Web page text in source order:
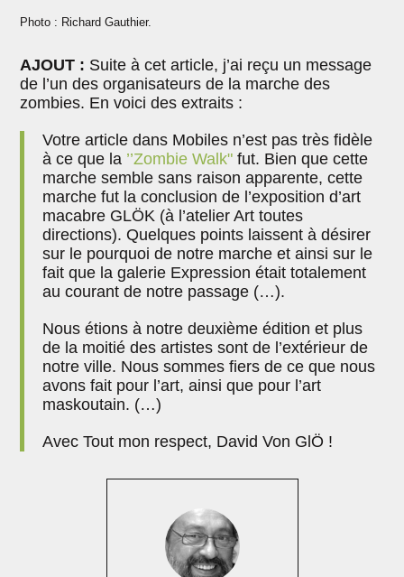
Photo : Richard Gauthier.
AJOUT : Suite à cet article, j’ai reçu un message
de l’un des organisateurs de la marche des
zombies. En voici des extraits :
Votre article dans Mobiles n’est pas très fidèle
à ce que la ’’Zombie Walk" fut. Bien que cette
marche semble sans raison apparente, cette
marche fut la conclusion de l’exposition d’art
macabre GLÖK (à l’atelier Art toutes
directions). Quelques points laissent à désirer
sur le pourquoi de notre marche et ainsi sur le
fait que la galerie Expression était totalement
au courant de notre passage (…).
Nous étions à notre deuxième édition et plus
de la moitié des artistes sont de l’extérieur de
notre ville. Nous sommes fiers de ce que nous
avons fait pour l’art, ainsi que pour l’art
maskoutain. (…)
Avec Tout mon respect, David Von GlÖ !